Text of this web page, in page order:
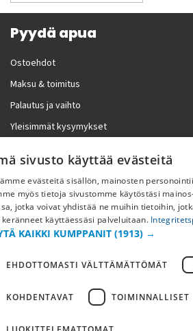
Pyydä apua
Ostoehdot
Maksu & toimitus
Palautus ja vaihto
Yleisimmät kysymykset
Lisää meistä
Yritystiedot
sivusto käyttää evästeitä
evästeitä sisällön, mainosten
myös tietoja sivustomme käytöstäsi
jotka voivat yhdistää ne muihin tietoihin,
keränneet käyttäessäsi palveluitaan.
KAIKKI KUMPPANIT (1913) →
EHDOTTOMASTI VÄLTTÄMÄTTÖMÄT
KOHDENTAVAT TOIMINNALLISET